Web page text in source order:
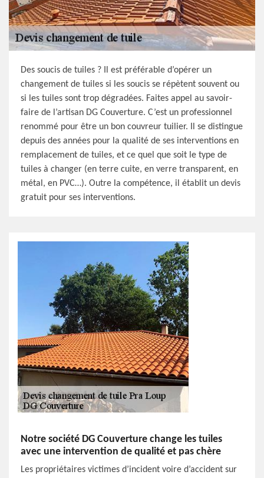
Des soucis de tuiles ? Il est préférable d’opérer un
changement de tuiles si les soucis se répètent souvent ou
si les tuiles sont trop dégradées. Faites appel au savoir-
faire de l’artisan DG Couverture. C’est un professionnel
renommé pour être un bon couvreur tuilier. Il se distingue
depuis des années pour la qualité de ses interventions en
remplacement de tuiles, et ce quel que soit le type de
tuiles à changer (en terre cuite, en verre transparent, en
métal, en PVC…). Outre la compétence, il établit un devis
gratuit pour ses interventions.
Notre société DG Couverture change les tuiles
avec une intervention de qualité et pas chère
Les propriétaires victimes d’incident voire d’accident sur